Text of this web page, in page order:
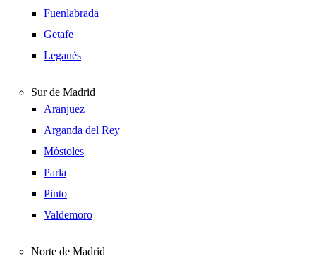
Fuenlabrada
Getafe
Leganés
Sur de Madrid
Aranjuez
Arganda del Rey
Móstoles
Parla
Pinto
Valdemoro
Norte de Madrid